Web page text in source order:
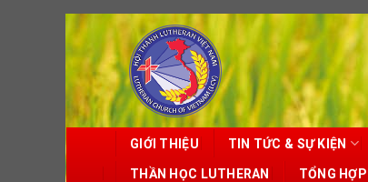
Skip
to
content
GIỚI THIỆU TIN TỨC & SỰ KIỆN
THẦN HỌC LUTHERAN TỔNG